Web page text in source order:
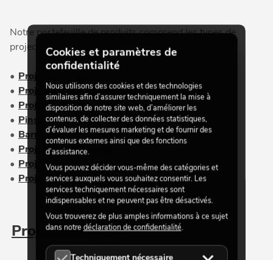
Notre portefeuille de produits comprend les types de
projecteurs suivants :
• Projecteurs PAR
• Projecteurs ML/Studio PAR,
• Projecteurs Slim,
• Pinspots,
• Barres,
• Projecteurs de théâtre
• Projecteurs de profilet
• Projecteurs Flood.
Projecteurs PAR
Cookies et paramètres de
confidentialité
Nous utilisons des cookies et des technologies
similaires afin d’assurer techniquement la mise à
disposition de notre site web, d’améliorer les
contenus, de collecter des données statistiques,
d’évaluer les mesures marketing et de fournir des
contenus externes ainsi que des fonctions
d’assistance.
Vous pouvez décider vous-même des catégories et
services auxquels vous souhaitez consentir. Les
services techniquement nécessaires sont
indispensables et ne peuvent pas être désactivés.
Vous trouverez de plus amples informations à ce sujet
dans notre déclaration de confidentialité.
Techniquement nécessaire